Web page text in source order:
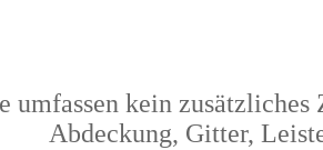
umfassen kein
Abdeckung, Gitter,